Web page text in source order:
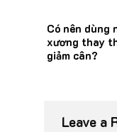
Có nên dùng
xương thay
giảm cân?
Leave a